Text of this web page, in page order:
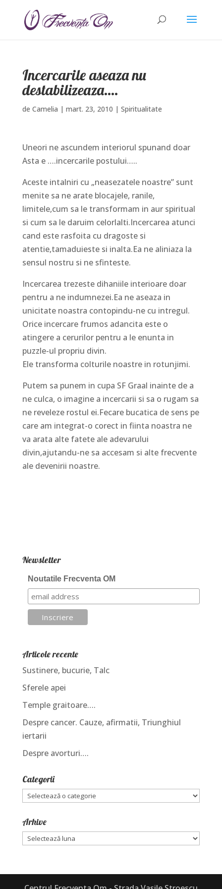
Incercarile aseaza nu
destabilizeaza….
de Camelia | mart. 23, 2010 | Spiritualitate
Uneori ne ascundem interiorul spunand doar
Asta e ….incercarile postului…..
Aceste intalniri cu „neasezatele noastre” sunt
menite sa ne arate blocajele, ranile,
limitele,cum sa le transformam in aur spiritual
si cum sa le daruim celorlalti.Incercarea atunci
cand este rasfoita cu dragoste si
atentie,tamaduieste si inalta.Ea ne aliniaza la
sensul nostru si ne sfinteste.
Incercarea trezeste dihaniile interioare doar
pentru a ne indumnezei.Ea ne aseaza in
unicitate noastra contopindu-ne cu intregul.
Orice incercare frumos adancita este o
atingere a cerurilor pentru a le enunta in
puzzle-ul propriu divin.
Ele transforma colturile noastre in rotunjimi.
Putem sa punem in cupa SF Graal inainte de a
ne culca, o imagine a incercarii si sa o rugam sa
ne reveleze rostul ei.Fecare bucatica de sens pe
care am integrat-o corect in fiinta noastra ne
va arata alte fatete ale adevarului
divin,ajutandu-ne sa accesam si alte frecvente
ale devenirii noastre.
Newsletter
Noutatile Frecventa OM
Articole recente
Sustinere, bucurie, Talc
Sferele apei
Temple graitoare….
Despre cancer. Cauze, afirmatii, Triunghiul
iertarii
Despre avorturi….
Categorii
Categorii
Arhive
Arhive